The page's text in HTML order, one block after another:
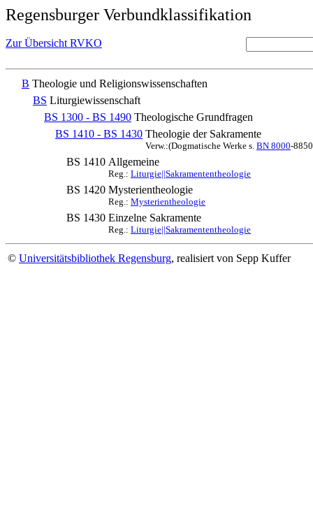
Regensburger Verbundklassifikation
Zur Übersicht RVKO
B Theologie und Religionswissenschaften
BS Liturgiewissenschaft
BS 1300 - BS 1490 Theologische Grundfragen
BS 1410 - BS 1430 Theologie der Sakramente
Verw.:(Dogmatische Werke s. BN 8000-
BS 1410 Allgemeine
Reg.: Liturgie||Sakramententheologie
BS 1420 Mysterientheologie
Reg.: Mysterientheologie
BS 1430 Einzelne Sakramente
Reg.: Liturgie||Sakramententheologie
© Universitätsbibliothek Regensburg, realisiert von Sepp Kuffer